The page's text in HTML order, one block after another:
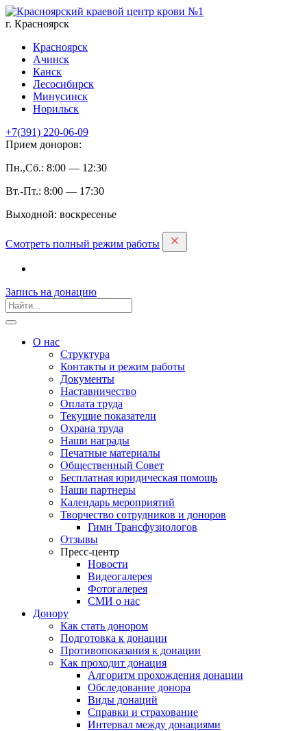
г. Красноярск
Красноярск
Ачинск
Канск
Лесосибирск
Минусинск
Норильск
+7(391) 220-06-09
Прием доноров:
Пн.,Сб.: 8:00 — 12:30
Вт.-Пт.: 8:00 — 17:30
Выходной: воскресенье
Смотреть полный режим работы
Запись на дoнацию
О нас
Структура
Контакты и режим работы
Документы
Наставничество
Оплата труда
Текущие показатели
Охрана труда
Наши награды
Печатные материалы
Общественный Совет
Бесплатная юридическая помощь
Наши партнеры
Календарь мероприятий
Творчество сотрудников и доноров
Гимн Трансфузиологов
Отзывы
Пресс-центр
Новости
Видеогалерея
Фотогалерея
СМИ о нас
Донору
Как стать донором
Подготовка к донации
Противопоказания к донации
Как проходит донация
Алгоритм прохождения донации
Обследование донора
Виды донаций
Справки и страхование
Интервал между донациями